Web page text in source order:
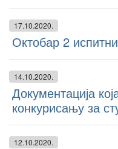
17.10.2020.
Октобар 2
14.10.2020.
Документација
конкурисању за
12.10.2020.